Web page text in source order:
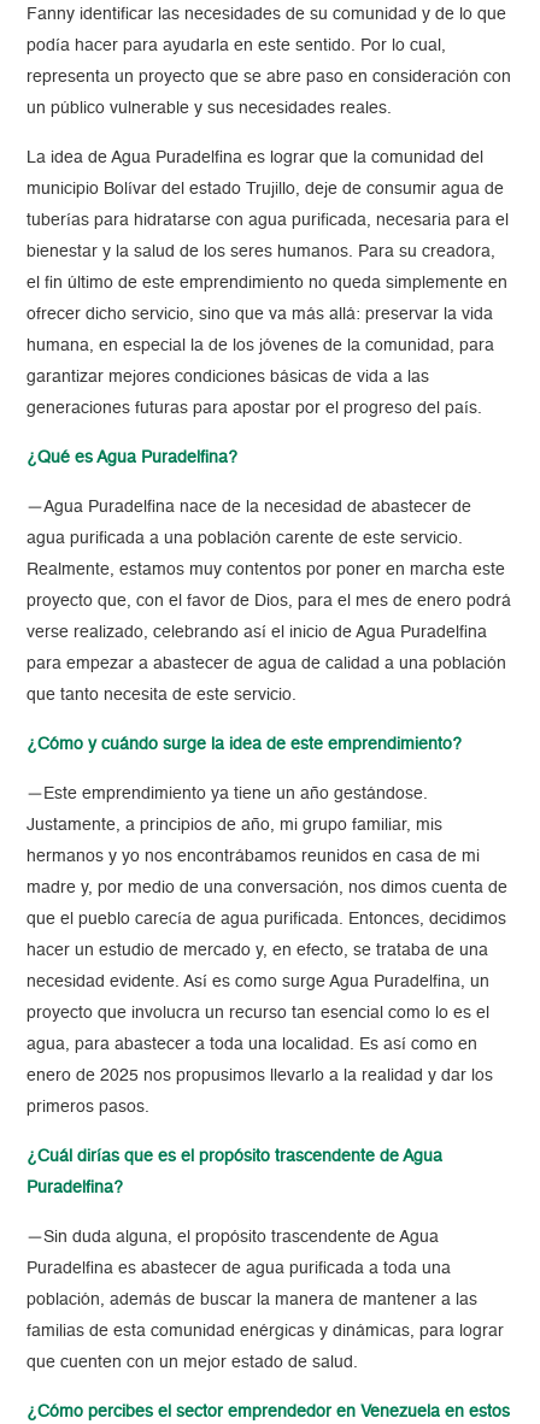
Fanny identificar las necesidades de su comunidad y de lo que
podía hacer para ayudarla en este sentido. Por lo cual,
representa un proyecto que se abre paso en consideración con
un público vulnerable y sus necesidades reales.
La idea de Agua Puradelfina es lograr que la comunidad del
municipio Bolívar del estado Trujillo, deje de consumir agua de
tuberías para hidratarse con agua purificada, necesaria para el
bienestar y la salud de los seres humanos. Para su creadora,
el fin último de este emprendimiento no queda simplemente en
ofrecer dicho servicio, sino que va más allá: preservar la vida
humana, en especial la de los jóvenes de la comunidad, para
garantizar mejores condiciones básicas de vida a las
generaciones futuras para apostar por el progreso del país.
¿Qué es Agua Puradelfina?
—Agua Puradelfina nace de la necesidad de abastecer de
agua purificada a una población carente de este servicio.
Realmente, estamos muy contentos por poner en marcha este
proyecto que, con el favor de Dios, para el mes de enero podrá
verse realizado, celebrando así el inicio de Agua Puradelfina
para empezar a abastecer de agua de calidad a una población
que tanto necesita de este servicio.
¿Cómo y cuándo surge la idea de este emprendimiento?
—Este emprendimiento ya tiene un año gestándose.
Justamente, a principios de año, mi grupo familiar, mis
hermanos y yo nos encontrábamos reunidos en casa de mi
madre y, por medio de una conversación, nos dimos cuenta de
que el pueblo carecía de agua purificada. Entonces, decidimos
hacer un estudio de mercado y, en efecto, se trataba de una
necesidad evidente. Así es como surge Agua Puradelfina, un
proyecto que involucra un recurso tan esencial como lo es el
agua, para abastecer a toda una localidad. Es así como en
enero de 2025 nos propusimos llevarlo a la realidad y dar los
primeros pasos.
¿Cuál dirías que es el propósito trascendente de Agua
Puradelfina?
—Sin duda alguna, el propósito trascendente de Agua
Puradelfina es abastecer de agua purificada a toda una
población, además de buscar la manera de mantener a las
familias de esta comunidad enérgicas y dinámicas, para lograr
que cuenten con un mejor estado de salud.
¿Cómo percibes el sector emprendedor en Venezuela en estos